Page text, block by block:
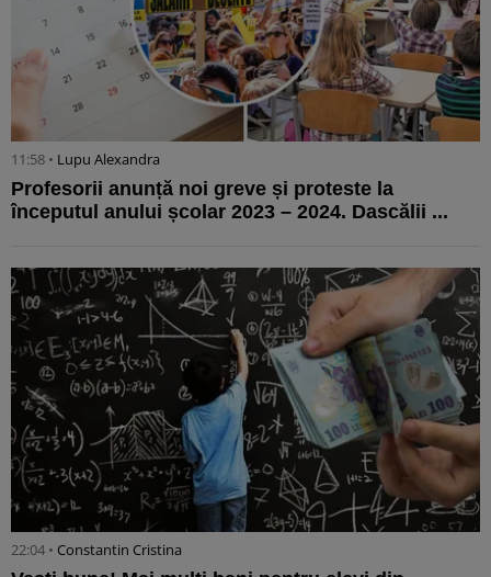
11:58 • Lupu Alexandra
Profesorii anunță noi greve și proteste la
începutul anului școlar 2023 – 2024. Dascălii ...
22:04 • Constantin Cristina